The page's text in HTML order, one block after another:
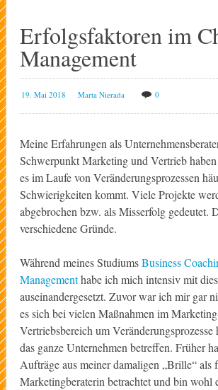
Erfolgsfaktoren im
Management
19. Mai 2018 Marta Nierada 0
Meine Erfahrungen als
Schwerpunkt Marketing und Vertrieb
es im Laufe von Veränderungsprozessen
Schwierigkeiten kommt. Viele Projekte
abgebrochen bzw. als Misserfolg gedeutet.
verschiedene Gründe.
Während meines StudiumsBusiness
Managementhabe ich mich intensiv mit
auseinandergesetzt. Zuvor war ich mir gar
es sich bei vielen Maßnahmen im
Vertriebsbereich um
das ganze Unternehmen betreffen. Früher
Aufträge aus meiner damaligen „Brille“ als
Marketingberaterin betrachtet und bin wohl